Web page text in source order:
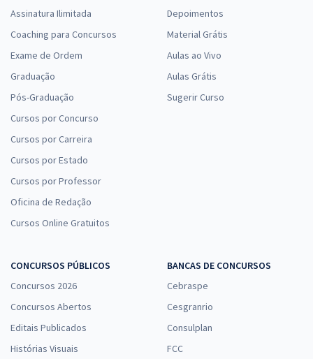
Assinatura Ilimitada
Coaching para Concursos
Exame de Ordem
Graduação
Pós-Graduação
Cursos por Concurso
Cursos por Carreira
Cursos por Estado
Cursos por Professor
Oficina de Redação
Cursos Online Gratuitos
Depoimentos
Material Grátis
Aulas ao Vivo
Aulas Grátis
Sugerir Curso
CONCURSOS PÚBLICOS
Concursos 2026
Concursos Abertos
Editais Publicados
Histórias Visuais
BANCAS DE CONCURSOS
Cebraspe
Cesgranrio
Consulplan
FCC